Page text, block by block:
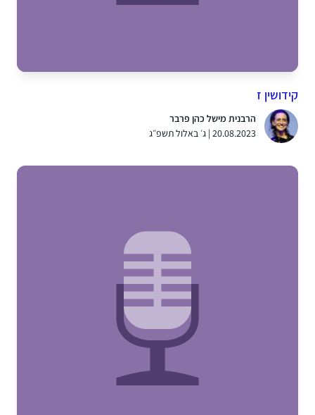
קידושין ז
הרבנית מישל כהן פרבר
20.08.2023 | ג׳ באלול תשפ״ג